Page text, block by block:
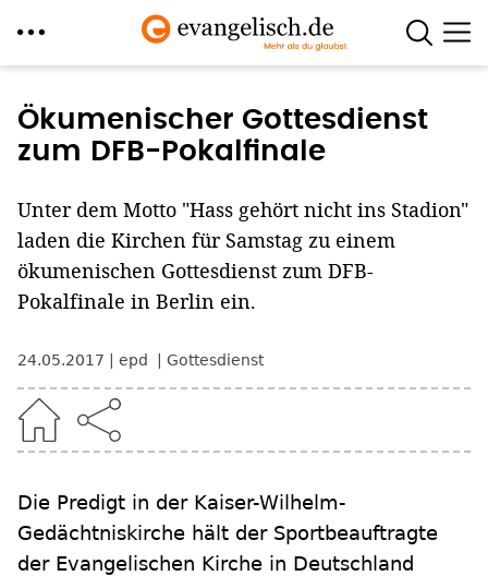
zum
Inhalt
Ökumenischer Gottesdienst
zum DFB-Pokalfinale
Unter dem Motto "Hass gehört nicht ins Stadion"
laden die Kirchen für Samstag zu einem
ökumenischen Gottesdienst zum DFB-
Pokalfinale in Berlin ein.
24.05.2017 epd Gottesdienst
Die Predigt in der Kaiser-Wilhelm-
Gedächtniskirche hält der Sportbeauftragte
der Evangelischen Kirche in Deutschland